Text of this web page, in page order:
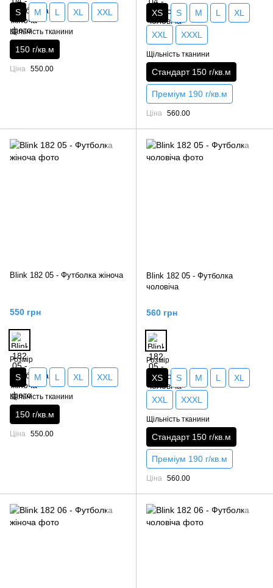
S M L XL XXL
Щільність тканини
150 г/кв.м
Ціна 550.00
XS S M L XL
XXL XXXL
Щільність тканини
Стандарт 150 г/кв.м
Преміум 190 г/кв.м
Ціна 560.00
Blink 182 05 - Футболка жіноча
550 грн
Розмір
S M L XL XXL
Щільність тканини
150 г/кв.м
Ціна 550.00
Blink 182 05 - Футболка
чоловіча
560 грн
Розмір
XS S M L XL
XXL XXXL
Щільність тканини
Стандарт 150 г/кв.м
Преміум 190 г/кв.м
Ціна 560.00